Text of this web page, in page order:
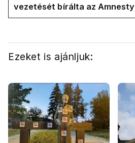
vezetését bírálta az Amnesty
International a Klubrádióban
Ezeket is ajánljuk: